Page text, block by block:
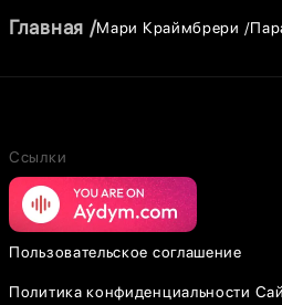
Главная Мари Краймбрери
Ссылки
Пользовательское соглашение
Политика конфиденциальности